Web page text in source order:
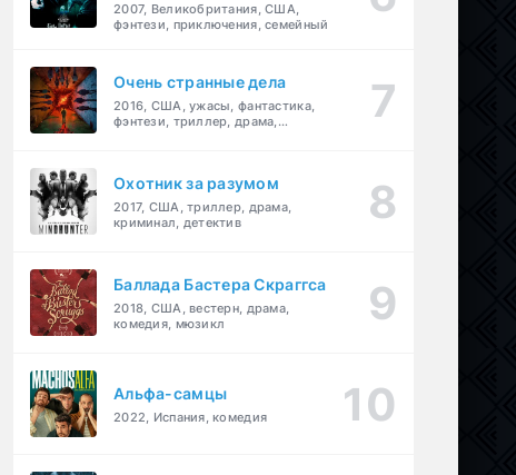
2007, Великобритания, США,
фэнтези, приключения, семейный
Очень странные дела
2016, США, ужасы, фантастика,
фэнтези, триллер, драма,
Охотник за разумом
2017, США, триллер, драма,
криминал, детектив
Баллада Бастера Скраггса
2018, США, вестерн, драма,
комедия, мюзикл
Альфа-самцы
2022, Испания, комедия